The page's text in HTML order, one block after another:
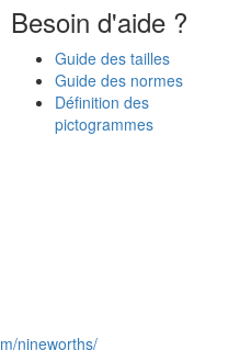
Besoin d'aide ?
Guide des tailles
Guide des normes
Définition des
pictogrammes